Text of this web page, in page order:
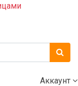
Аккаунт